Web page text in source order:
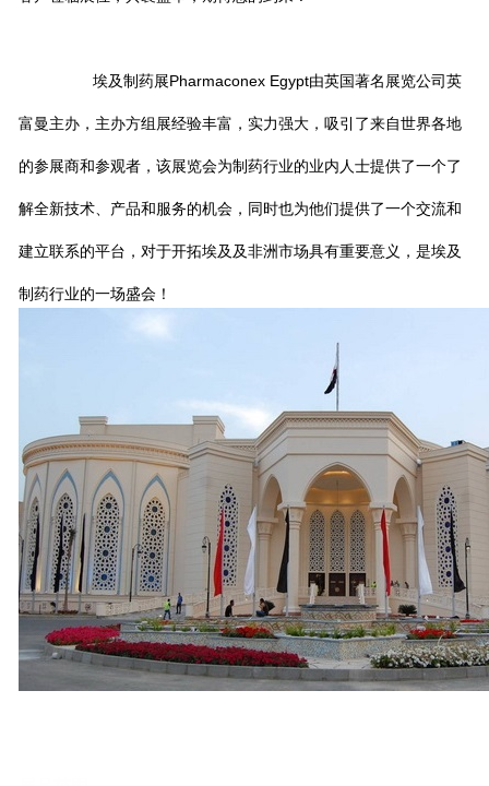
埃及制药展Pharmaconex Egypt由英国著名展览公司英
富曼主办，主办方组展经验丰富，实力强大，吸引了来自世界各地
的参展商和参观者，该展览会为制药行业的业内人士提供了一个了
解全新技术、产品和服务的机会，同时也为他们提供了一个交流和
建立联系的平台，对于开拓埃及及非洲市场具有重要意义，是埃及
制药行业的一场盛会！